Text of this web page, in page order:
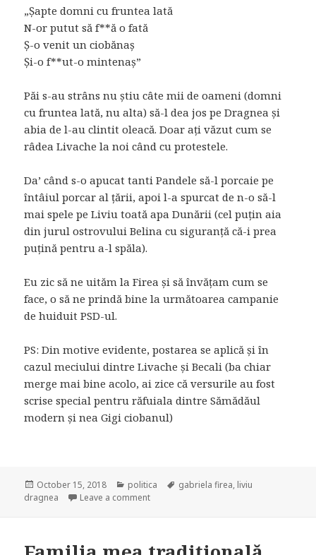
„Șapte domni cu fruntea lată
N-or putut să f**ă o fată
Ș-o venit un ciobănaș
Și-o f**ut-o mintenaș”
Păi s-au strâns nu știu câte mii de oameni (domni
cu fruntea lată, nu alta) să-l dea jos pe Dragnea și
abia de l-au clintit oleacă. Doar ați văzut cum se
râdea Livache la noi când cu protestele.
Da’ când s-o apucat tanti Pandele să-l porcaie pe
întâiul porcar al țării, apoi l-a spurcat de n-o să-l
mai spele pe Liviu toată apa Dunării (cel puțin aia
din jurul ostrovului Belina cu siguranță că-i prea
puțină pentru a-l spăla).
Eu zic să ne uităm la Firea și să învățam cum se
face, o să ne prindă bine la următoarea campanie
de huiduit PSD-ul.
PS: Din motive evidente, postarea se aplică și în
cazul meciului dintre Livache și Becali (ba chiar
merge mai bine acolo, ai zice că versurile au fost
scrise special pentru răfuiala dintre Sămădăul
modern și nea Gigi ciobanul)
Posted
on
October 15, 2018 Categories
politica Tags
gabriela firea, liviu
dragnea
Leave a comment